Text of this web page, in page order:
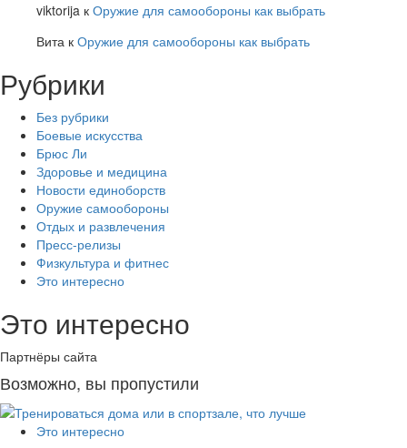
viktorija к Оружие для самообороны как выбрать
Вита к Оружие для самообороны как выбрать
Рубрики
Без рубрики
Боевые искусства
Брюс Ли
Здоровье и медицина
Новости единоборств
Оружие самообороны
Отдых и развлечения
Пресс-релизы
Физкультура и фитнес
Это интересно
Это интересно
Партнёры сайта
Возможно, вы пропустили
Это интересно